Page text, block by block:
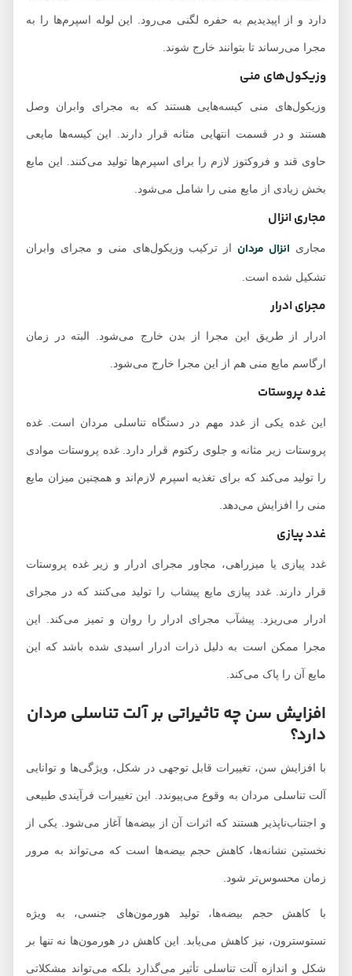
دارد و از اپیدیدیم به حفره لگنی می‌رود. این لوله اسپرم‌ها را به
مجرا می‌رساند تا بتوانند خارج شوند.
وزیکول‌های منی
وزیکول‌های منی کیسه‌هایی هستند که به مجرای وابران وصل
هستند و در قسمت انتهایی مثانه قرار دارند. این کیسه‌ها مایعی
حاوی قند و فروکتوز لازم را برای اسپرم‌ها تولید می‌کنند. این مایع
بخش زیادی از مایع منی را شامل می‌شود.
مجاری انزال
مجاریانزال مرداناز ترکیب وزیکول‌های منی و مجرای وابران
تشکیل شده است.
مجرای ادرار
ادرار از طریق این مجرا از بدن خارج می‌شود. البته در زمان
ارگاسم مایع منی هم از این مجرا خارج می‌شود.
غده پروستات
این غده یکی از غدد مهم در دستگاه تناسلی مردان است. غده
پروستات زیر مثانه و جلوی رکتوم قرار دارد. غده پروستات موادی
را تولید می‌کند که برای تغذیه اسپرم لازم‌اند و همچنین میزان مایع
منی را افزایش می‌دهد.
غدد پیازی
غدد پیازی یا میزراهی، مجاور مجرای ادرار و زیر غده پروستات
قرار دارند. غدد پیازی مایع پیشاب را تولید می‌کنند که در مجرای
ادرار می‌ریزد. پیشآب مجرای ادرار را روان و تمیز می‌کند. این
مجرا ممکن است به دلیل ذرات ادرار اسیدی شده باشد که این
مایع آن را پاک می‌کند.
افزایش سن چه تاثیراتی بر آلت تناسلی مردان
دارد؟
با افزایش سن، تغییرات قابل توجهی در شکل، ویژگی‌ها و توانایی
آلت تناسلی مردان به وقوع می‌پیوندد. این تغییرات فرآیندی طبیعی
و اجتناب‌ناپذیر هستند که اثرات آن از بیضه‌ها آغاز می‌شود. یکی از
نخستین نشانه‌ها، کاهش حجم بیضه‌ها است که می‌تواند به مرور
زمان محسوس‌تر شود.
با کاهش حجم بیضه‌ها، تولید هورمون‌های جنسی، به ویژه
تستوسترون، نیز کاهش می‌یابد. این کاهش در هورمون‌ها نه تنها بر
شکل و اندازه آلت تناسلی تأثیر می‌گذارد بلکه می‌تواند مشکلاتی